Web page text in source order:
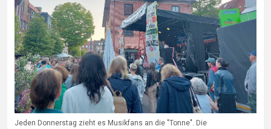
Jeden Donnerstag zieht es Musikfans an die "Tonne". Die